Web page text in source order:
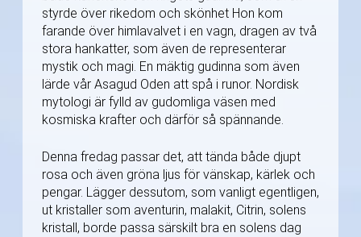
styrde över rikedom och skönhet Hon kom
farande över himlavalvet i en vagn, dragen av två
stora hankatter, som även de representerar
mystik och magi. En mäktig gudinna som även
lärde vår Asagud Oden att spå i runor. Nordisk
mytologi är fylld av gudomliga väsen med
kosmiska krafter och därför så spännande.
Denna fredag passar det, att tända både djupt
rosa och även gröna ljus för vänskap, kärlek och
pengar. Lägger dessutom, som vanligt egentligen,
ut kristaller som aventurin, malakit, Citrin, solens
kristall, borde passa särskilt bra en solens dag